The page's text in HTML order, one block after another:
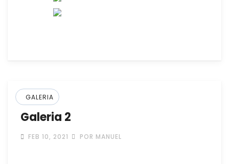
GALERIA
Galeria 2
FEB 10, 2021 POR MANUEL